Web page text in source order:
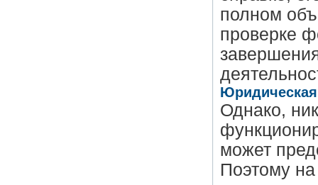
полном
проверке
Юридическая
Однако,
может
Поэтому